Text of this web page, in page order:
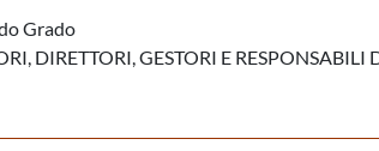
Grado
DIRETTORI, GESTORI E RESPONSABILI